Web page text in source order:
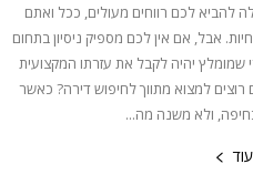
להביא לכם רווחים מעולים, ככל ואתם
אבל, אם אין לכם מספיק ניסיון בתחום
יהיה לקבל את עזרתו המקצועית
למצוא מתווך לחיפוש דירה? כאשר
ולא משנה מה...